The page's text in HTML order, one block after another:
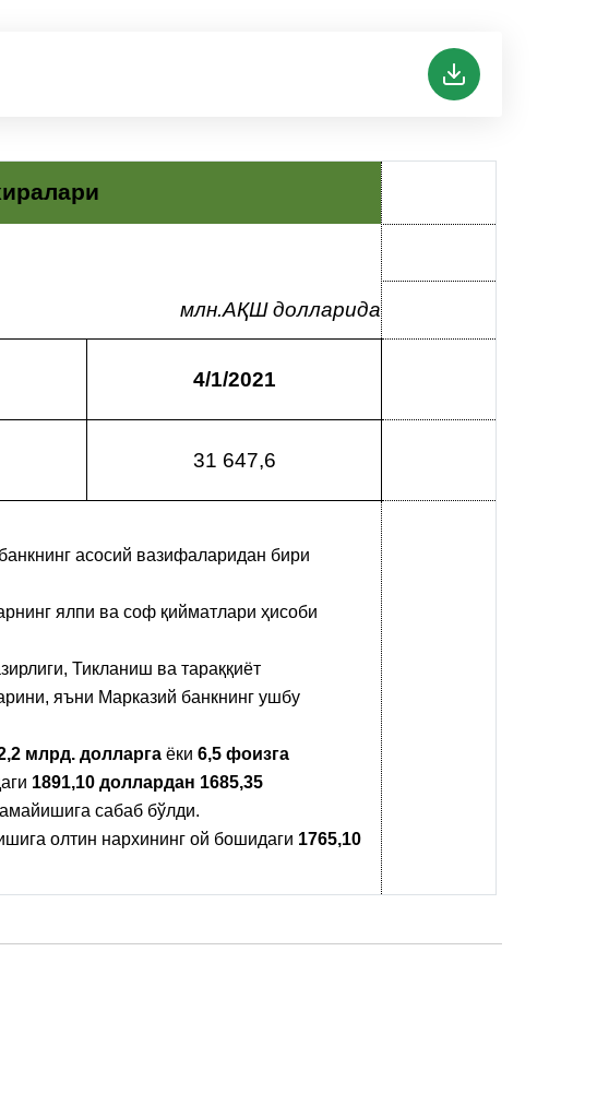
млн.АҚШ долларида
4/1/2021
31 647,6
асосий вазифаларидан бири
ялпи ва соф қийматлари ҳисоби
Тикланиш ва тараққиёт
яъни Марказий банкнинг ушбу
млрд. долларга ёки 6,5 фоизга
1891,10 доллардан 1685,35
сабаб бўлди.
олтин нархининг ой бошидаги 1765,10